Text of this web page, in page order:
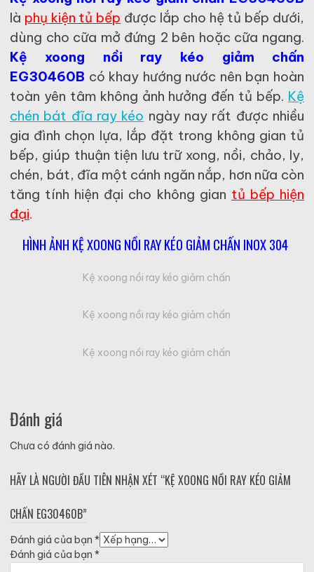
là phụ kiện tủ bếp được lắp cho hệ tủ bếp dưới,
dùng cho cữa mở đứng 2 bên hoặc cữa ngang.
Kệ xoong nồi ray kéo giảm chấn
EG30460B có khay hướng nước nên bạn hoàn
toàn yên tâm không ảnh hưởng đến tủ bếp. Kệ
chén bát đĩa ray kéo ngày nay rất được nhiều
gia đình chọn lựa, lắp đặt trong không gian tủ
bếp, giúp thuận tiện lưu trữ xong, nồi, chảo, ly,
chén, bát, đĩa một cánh ngăn nắp, hơn nữa còn
tăng tính hiện đại cho không gian tủ bếp hiện
đại.
HÌNH ẢNH KỆ XOONG NỒI RAY KÉO GIẢM CHẤN INOX 304
Kệ xoong nồi ray kéo giảm chấn
Kệ xoong nồi ray kéo giảm chấn
Kệ xoong nồi ray kéo giảm chấn
Đánh giá
Chưa có đánh giá nào.
HÃY LÀ NGƯỜI ĐẦU TIÊN NHẬN XÉT “KỆ XOONG NỒI RAY KÉO GIẢM
CHẤN EG30460B”
Đánh giá của bạn *
Đánh giá của bạn *